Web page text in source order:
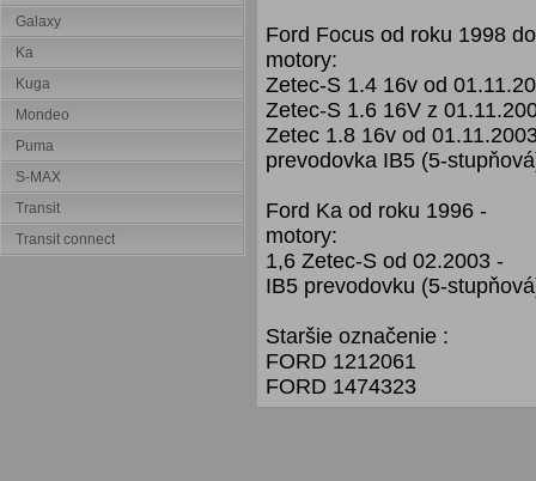
Galaxy
Ka
Kuga
Mondeo
Puma
S-MAX
Transit
Transit connect
Ford Focus od roku 1998
motory:
Zetec-S 1.4 16v od
Zetec-S 1.6 16V z
Zetec 1.8 16v od
prevodovka IB5 (5-
Ford Ka od roku 1996 -
motory:
1,6 Zetec-S od 02.2003 -
IB5 prevodovku (5-
Staršie označenie :
FORD 1212061
FORD 1474323